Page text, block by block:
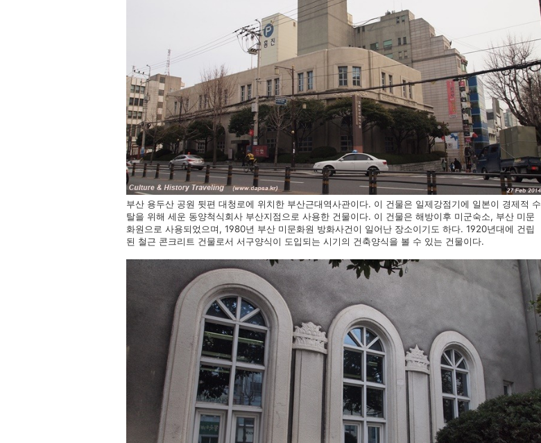
부산 용두산 공원 뒷편 대청로에 위치한 부산근대역사관이다. 이 건물은 일제강점기에 일본이 경제적 수
탈을 위해 세운 동양척식회사 부산지점으로 사용한 건물이다. 이 건물은 해방이후 미군숙소, 부산 미문
화원으로 사용되었으며, 1980년 부산 미문화원 방화사건이 일어난 장소이기도 하다. 1920년대에 건립
된 철근 콘크리트 건물로서 서구양식이 도입되는 시기의 건축양식을 볼 수 있는 건물이다.